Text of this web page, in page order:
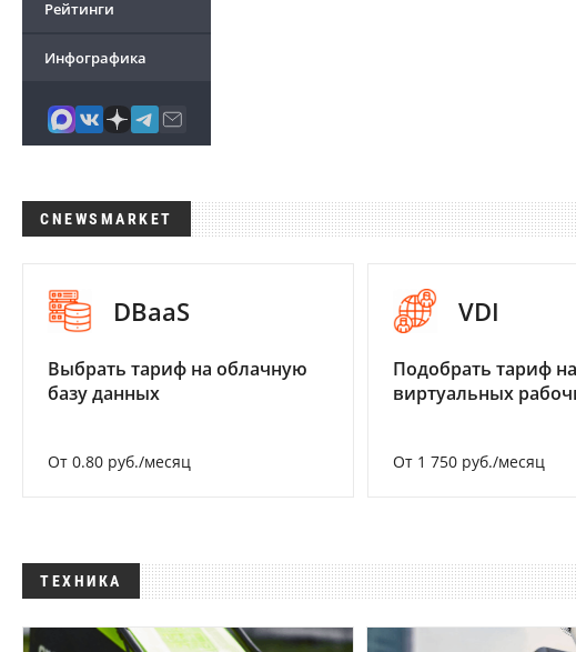
Рейтинги
Инфографика
CNEWSMARKET
DBaaS
Выбрать тариф на облачную
базу данных
От 0.80 руб./месяц
VDI
Подобрать тариф
виртуальных
От 1 750 руб./месяц
ТЕХНИКА